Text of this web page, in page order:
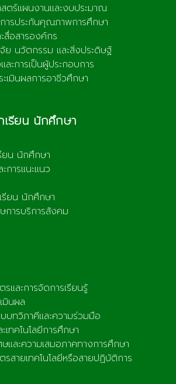
ร์แผนงานและงบประมาณ
ารประกันคุณภาพการศึกษา
สื่อสารองค์กร
ย นวัตกรรม และสิ่งประดิษฐ์
ละการเป็นผู้ประกอบการ
เมินผลการอาชีวศึกษา
เรียน นักศึกษา
ยน นักศึกษา
การแนะแนว
รียน นักศึกษา
การบริการสังคม
ละการจัดการเรียนรู้
มินผล
บทวิภาคีและความร่วมมือ
เทคโนโลยีการศึกษา
และความเสมอภาคทางการศึกษา
สายเทคโนโลยีหรือสายปฏิบัติการ